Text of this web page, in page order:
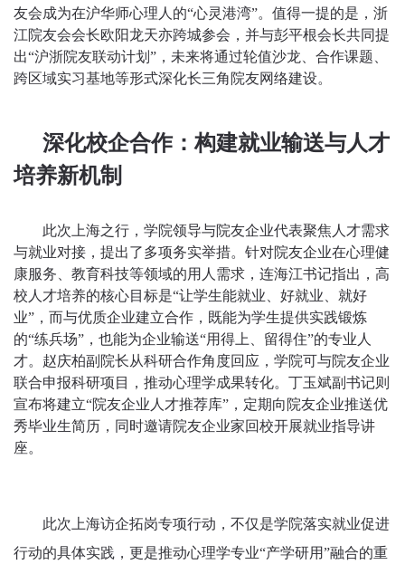
友会成为在沪华师心理人的“心灵港湾”。值得一提的是，浙
江院友会会长欧阳龙天亦跨城参会，并与彭平根会长共同提
出“沪浙院友联动计划”，未来将通过轮值沙龙、合作课题、
跨区域实习基地等形式深化长三角院友网络建设。
深化校企合作：构建就业输送与人才
培养新机制
此次上海之行，学院领导与院友企业代表聚焦人才需求
与就业对接，提出了多项务实举措。针对院友企业在心理健
康服务、教育科技等领域的用人需求，连海江书记指出，高
校人才培养的核心目标是“让学生能就业、好就业、就好
业”，而与优质企业建立合作，既能为学生提供实践锻炼
的“练兵场”，也能为企业输送“用得上、留得住”的专业人
才。赵庆柏副院长从科研合作角度回应，学院可与院友企业
联合申报科研项目，推动心理学成果转化。丁玉斌副书记则
宣布将建立“院友企业人才推荐库”，定期向院友企业推送优
秀毕业生简历，同时邀请院友企业家回校开展就业指导讲
座。
此次上海访企拓岗专项行动，不仅是学院落实就业促进
行动的具体实践，更是推动心理学专业“产学研用”融合的重